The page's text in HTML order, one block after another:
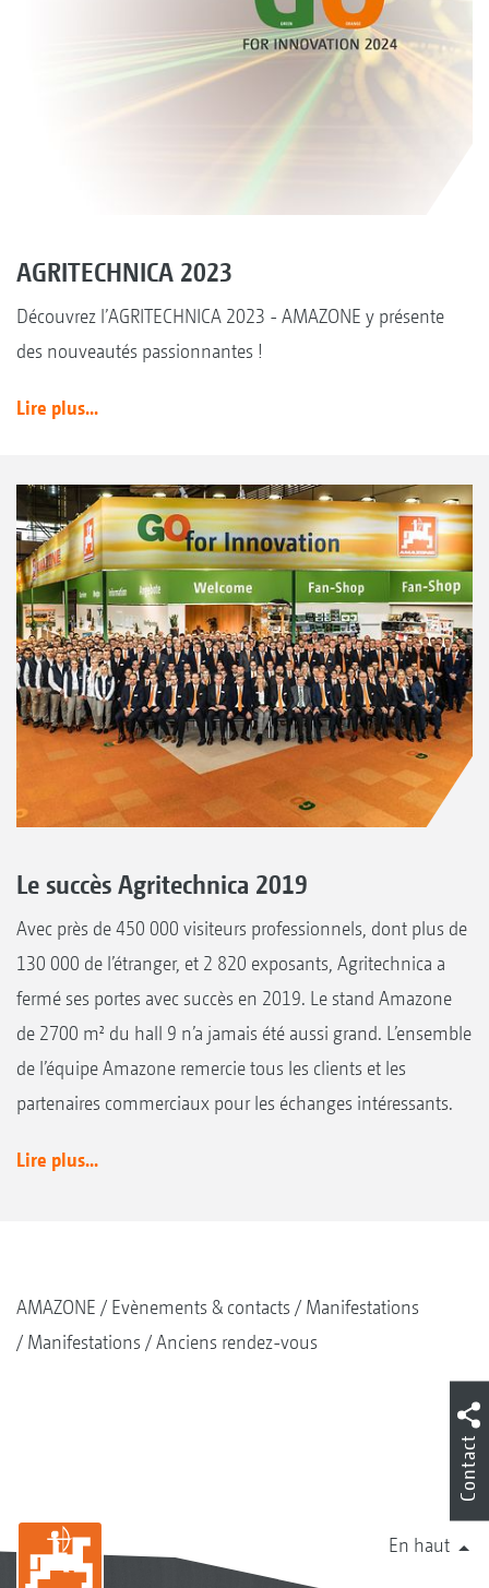
AGRITECHNICA 2023
Découvrez l’AGRITECHNICA 2023 - AMAZONE y présente
des nouveautés passionnantes !
Lire plus...
Le succès Agritechnica 2019
Avec près de 450 000 visiteurs professionnels, dont plus de
130 000 de l’étranger, et 2 820 exposants, Agritechnica a
fermé ses portes avec succès en 2019. Le stand Amazone
de 2700 m² du hall 9 n’a jamais été aussi grand. L’ensemble
de l’équipe Amazone remercie tous les clients et les
partenaires commerciaux pour les échanges intéressants.
Lire plus...
AMAZONE Evènements & contacts
Manifestations
Manifestations
Anciens rendez-vous
En haut
Contact